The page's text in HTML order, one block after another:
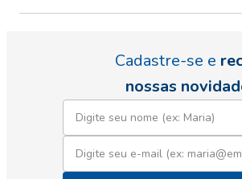
Cadastre-se e
nossas